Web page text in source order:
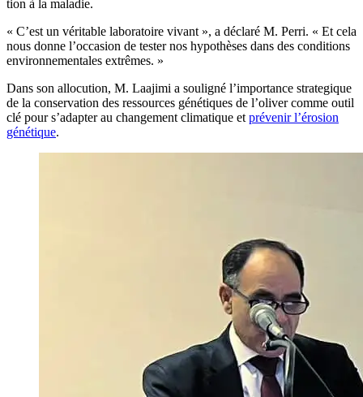
tion à la maladie.
« C’est un véritable laboratoire vivant », a déclaré M. Perri. « Et cela
nous donne l’occasion de tester nos hypothèses dans des conditions
environnementales extrêmes. »
Dans son allocution, M. Laajimi a souligné l’impor­tan­ce strate­gique
de la con­ser­va­tion des ressources génétiques de l’oli­ver comme outil
clé pour s’ad­ap­ter au changement cli­matique et pré­venir l’éro­sion
génétique.